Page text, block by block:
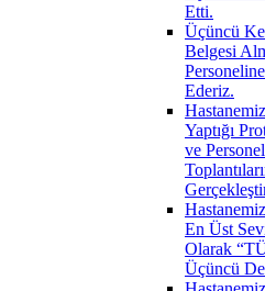
Etti.
Üçüncü
Belgesi
Ederiz.
Yaptığı
ve
En Üst
Olarak
Üçüncü